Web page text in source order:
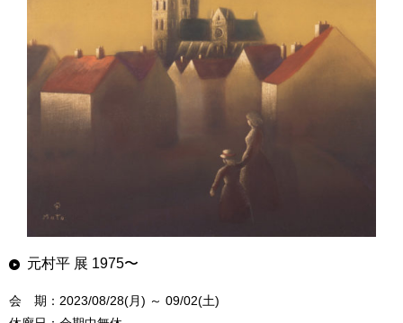
元村平 展 1975〜
会 期：2023/08/28(月) ～ 09/02(土)